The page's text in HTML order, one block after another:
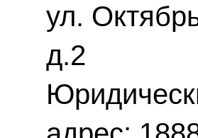
ул.
д.2